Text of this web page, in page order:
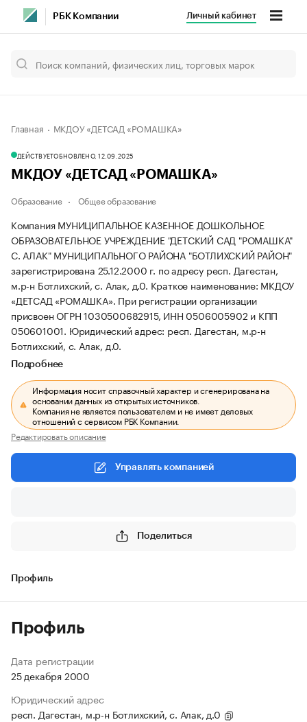
РБК Компании Личный кабинет
Главная МКДОУ «ДЕТСАД «РОМАШКА»
ДЕЙСТВУЕТОБНОВЛЕНО, 12.09.2025
МКДОУ «ДЕТСАД «РОМАШКА»
Образование Общее образование
Компания МУНИЦИПАЛЬНОЕ КАЗЕННОЕ ДОШКОЛЬНОЕ
ОБРАЗОВАТЕЛЬНОЕ УЧРЕЖДЕНИЕ "ДЕТСКИЙ САД "РОМАШКА"
С. АЛАК" МУНИЦИПАЛЬНОГО РАЙОНА "БОТЛИХСКИЙ РАЙОН"
зарегистрирована 25.12.2000 г. по адресу респ. Дагестан,
м.р-н Ботлихский, с. Алак, д.0. Краткое наименование: МКДОУ
«ДЕТСАД «РОМАШКА». При регистрации организации
присвоен ОГРН 1030500682915, ИНН 0506005902 и КПП
050601001. Юридический адрес: респ. Дагестан, м.р-н
Ботлихский, с. Алак, д.0.
Подробнее
Информация носит справочный характер и сгенерирована на
основании данных из открытых источников.
Компания не является пользователем и не имеет деловых
отношений с сервисом РБК Компании.
Редактировать описание
Управлять компанией
Поделиться
Профиль
Профиль
Дата регистрации
25 декабря 2000
Юридический адрес
респ. Дагестан, м.р-н Ботлихский, с. Алак, д.0